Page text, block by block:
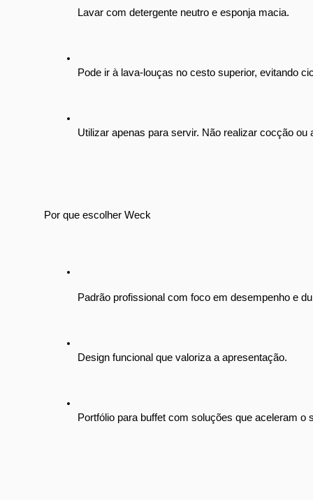
Lavar com detergente neutro e esponja macia.
Pode ir à lava-louças no cesto superior, evitando
Utilizar apenas para servir. Não realizar cocção ou
Por que escolher Weck
Padrão profissional com foco em desempenho e
Design funcional que valoriza a apresentação.
Portfólio para buffet com soluções que aceleram o